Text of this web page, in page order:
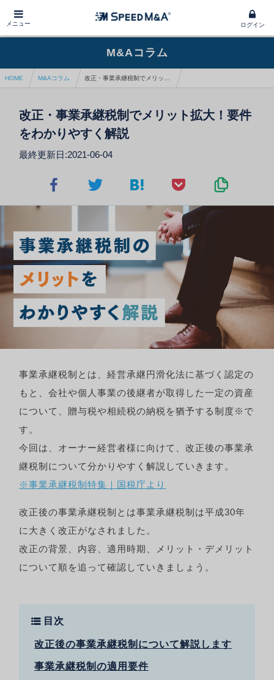
メニュー ログイン
M&Aコラム
HOME M&Aコラム
改正・事業承継税制でメリット拡大！要件
をわかりやすく解説
最終更新日:2021-06-04
事業承継税制とは、経営承継円滑化法に基づく認定の
もと、会社や個人事業の後継者が取得した一定の資産
について、贈与税や相続税の納税を猶予する制度※で
す。
今回は、オーナー経営者様に向けて、改正後の事業承
継税制について分かりやすく解説していきます。
※事業承継税制特集｜国税庁より
改正後の事業承継税制とは事業承継税制は平成30年
に大きく改正がなされました。
改正の背景、内容、適用時期、メリット・デメリット
について順を追って確認していきましょう。
目次
改正後の事業承継税制について解説します
事業承継税制の適用要件